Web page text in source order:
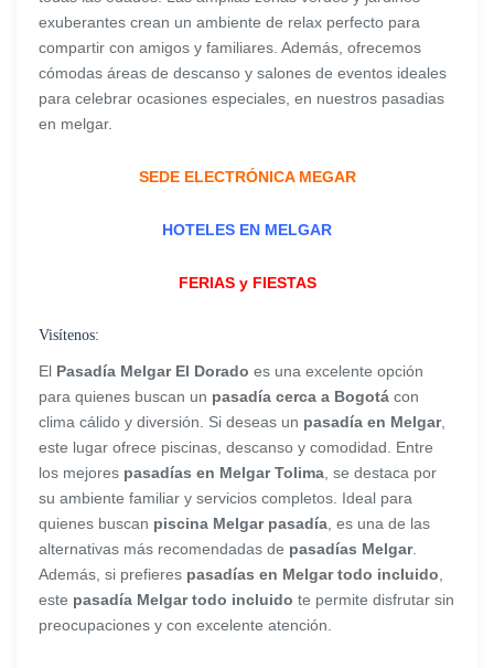
exuberantes crean un ambiente de relax perfecto para
compartir con amigos y familiares. Además, ofrecemos
cómodas áreas de descanso y salones de eventos ideales
para celebrar ocasiones especiales, en nuestros pasadias
en melgar.
SEDE ELECTRÓNICA MEGAR
HOTELES EN MELGAR
FERIAS y FIESTAS
Visítenos:
El Pasadía Melgar El Dorado es una excelente opción
para quienes buscan un pasadía cerca a Bogotá con
clima cálido y diversión. Si deseas un pasadía en Melgar,
este lugar ofrece piscinas, descanso y comodidad. Entre
los mejores pasadías en Melgar Tolima , se destaca por
su ambiente familiar y servicios completos. Ideal para
quienes buscan piscina Melgar pasadía , es una de las
alternativas más recomendadas de pasadías Melgar.
Además, si prefieres pasadías en Melgar todo incluido
este pasadía Melgar todo incluido te permite disfrutar sin
preocupaciones y con excelente atención.